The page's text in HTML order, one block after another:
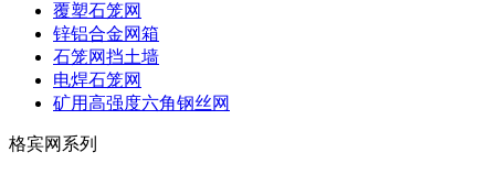
覆塑石笼网
锌铝合金网箱
石笼网挡土墙
电焊石笼网
矿用高强度六角钢丝网
格宾网系列